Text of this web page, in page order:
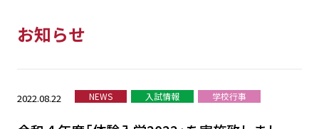
お知らせ
2022.08.22 NEWS 入試情報 学校行事